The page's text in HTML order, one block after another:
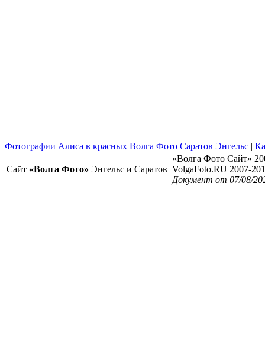
Фотографии Алиса в красных Волга Фото Саратов Энгельс |
Сайт «Волга Фото» Энгельс и Саратов
«Волга Фото Сайт»
VolgaFoto.RU 2007-
Документ от 07/08/